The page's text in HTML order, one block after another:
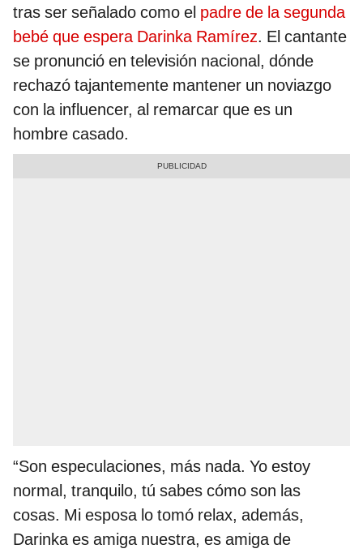
tras ser señalado como el padre de la segunda
bebé que espera Darinka Ramírez. El cantante
se pronunció en televisión nacional, dónde
rechazó tajantemente mantener un noviazgo
con la influencer, al remarcar que es un
hombre casado.
“Son especulaciones, más nada. Yo estoy
normal, tranquilo, tú sabes cómo son las
cosas. Mi esposa lo tomó relax, además,
Darinka es amiga nuestra, es amiga de